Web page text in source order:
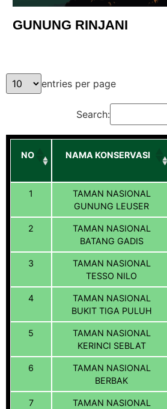
GUNUNG RINJANI
entries per page
Search:
NO NAMA KONSERVASI
1
TAMAN NASIONAL
GUNUNG LEUSER
2
TAMAN NASIONAL
BATANG GADIS
3
TAMAN NASIONAL
TESSO NILO
4
TAMAN NASIONAL
BUKIT TIGA PULUH
5
TAMAN NASIONAL
KERINCI SEBLAT
6
TAMAN NASIONAL
BERBAK
7
TAMAN NASIONAL